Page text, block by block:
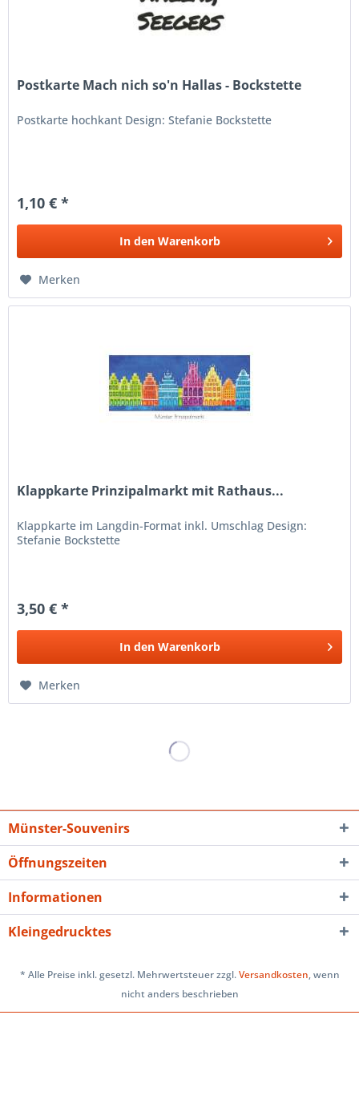
Postkarte Mach nich so'n Hallas - Bockstette
Postkarte hochkant Design: Stefanie Bockstette
1,10 € *
In den Warenkorb
Merken
Klappkarte Prinzipalmarkt mit Rathaus...
Klappkarte im Langdin-Format inkl. Umschlag Design:
Stefanie Bockstette
3,50 € *
In den Warenkorb
Merken
Münster-Souvenirs
Öffnungszeiten
Informationen
Kleingedrucktes
* Alle Preise inkl. gesetzl. Mehrwertsteuer zzgl.Versandkosten, wenn
nicht anders beschrieben